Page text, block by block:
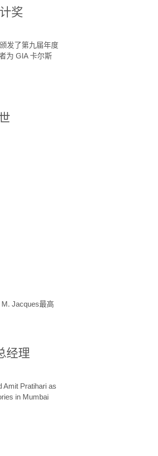
奖
发了第九届年度
为 GIA 卡尔斯
Jacques最高
经理
Amit Pratihari as
in Mumbai